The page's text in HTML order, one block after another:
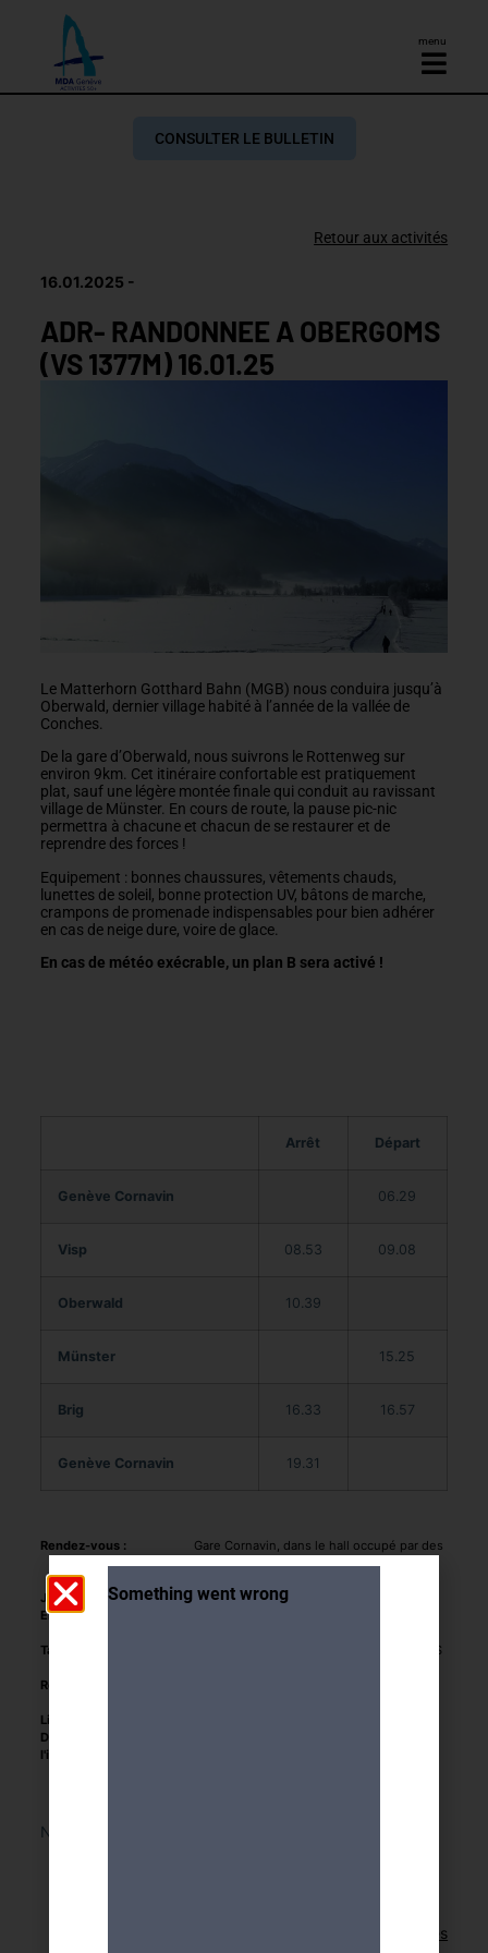
menu
CONSULTER LE BULLETIN
Retour aux activités
16.01.2025
ADR- RANDONNEE A OBERGOMS
(VS 1377M) 16.01.25
Le Matterhorn Gotthard Bahn (MGB) nous conduira jusqu’à
Oberwald, dernier village habité à l’année de la vallée de
Conches.
De la gare d’Oberwald, nous suivrons le Rottenweg sur
environ 9km. Cet itinéraire confortable est pratiquement
plat, sauf une légère montée finale qui conduit au ravissant
village de Münster. En cours de route, la pause pic-nic
permettra à chacune et chacun de se restaurer et de
reprendre des forces !
Equipement : bonnes chaussures, vêtements chauds,
lunettes de soleil, bonne protection UV, bâtons de marche,
crampons de promenade indispensables pour bien adhérer
en cas de neige dure, voire de glace.
En cas de météo exécrable, un plan B sera activé !
Arrêt Départ
Genève Cornavin 06.29
Visp 08.53 09.08
Oberwald 10.39
Münster 15.25
Brig 16.33 16.57
Genève Cornavin 19.31
Rendez-vous :
Gare Cornavin, dans le hall occupé par des
bancs circulaires, 20 minutes avant le
Jour et heure :
16.01.25 départ du train 06.29
Encadrement :
Tarifs :
5.- CHF frais d'organisation A PAYER DANS
Remarques :
Limite de participants :
Délais pour
l'inscription :
Nous sommes désolés, cette activité a déjà eu lieu.
Retour aux activités